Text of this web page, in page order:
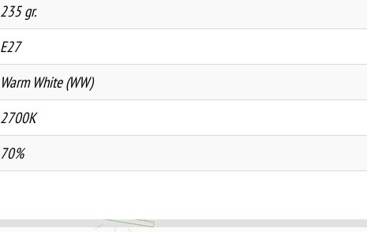
235 gr.
E27
Warm White (WW)
2700K
70%